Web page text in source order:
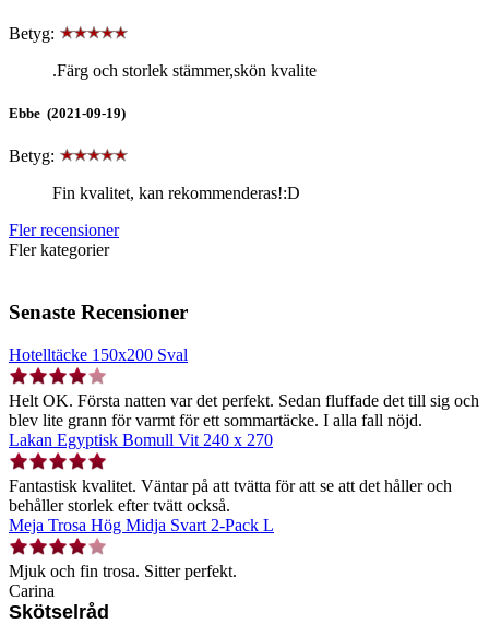
Betyg:
.Färg och storlek stämmer,skön kvalite
Ebbe (2021-09-19)
Betyg:
Fin kvalitet, kan rekommenderas!:D
Fler recensioner
Fler kategorier
Senaste Recensioner
Hotelltäcke 150x200 Sval
Helt OK. Första natten var det perfekt. Sedan fluffade det till sig och
blev lite grann för varmt för ett sommartäcke. I alla fall nöjd.
Lakan Egyptisk Bomull Vit 240 x 270
Fantastisk kvalitet. Väntar på att tvätta för att se att det håller och
behåller storlek efter tvätt också.
Meja Trosa Hög Midja Svart 2-Pack L
Mjuk och fin trosa. Sitter perfekt.
Carina
Skötselråd